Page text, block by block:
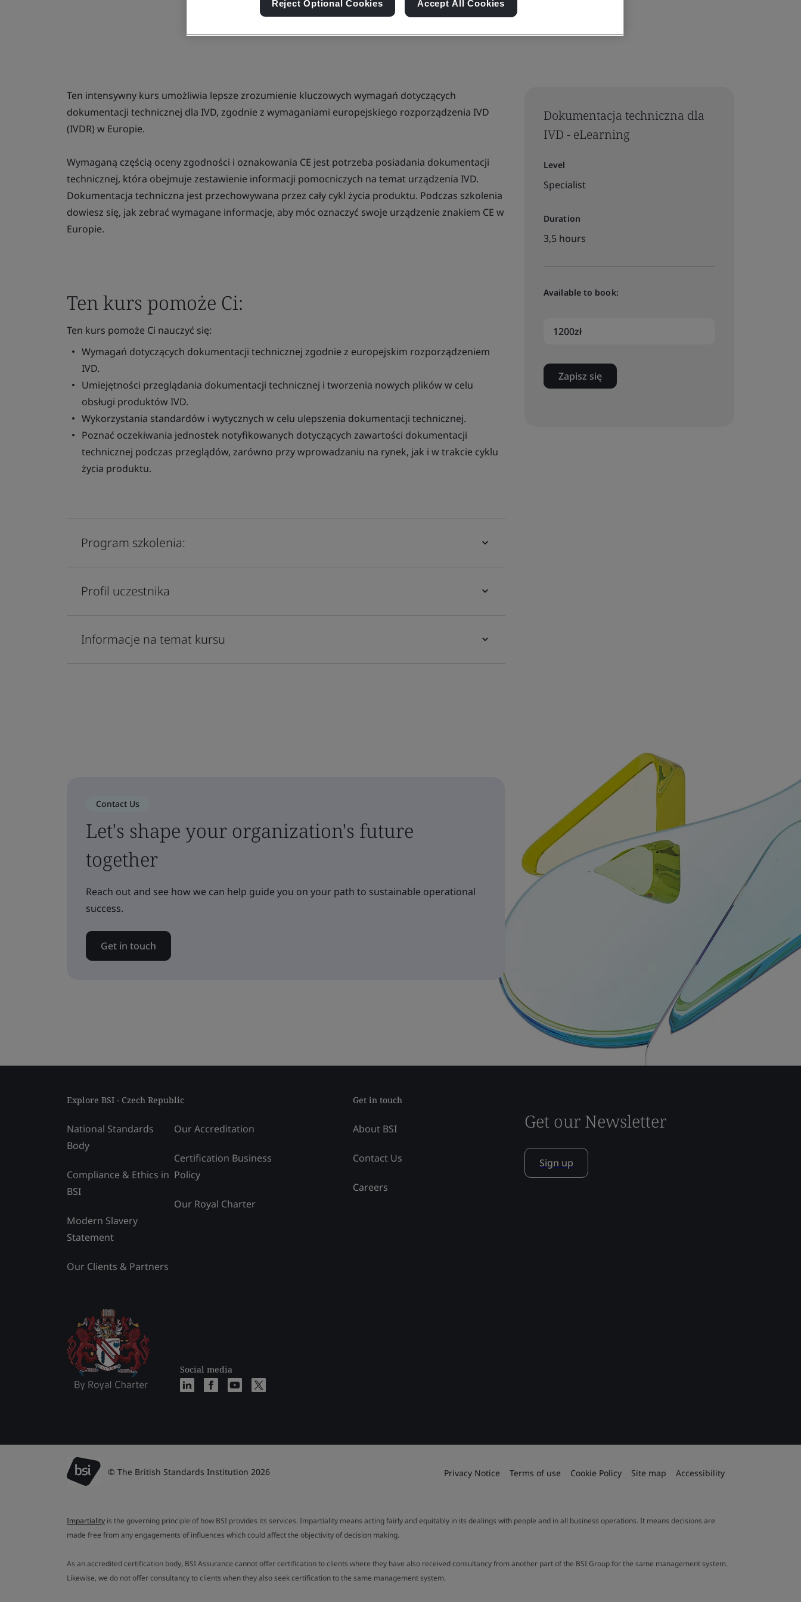
Dokumentacja techniczna dla
IVD - eLearning
Level
Specialist
Duration
3,5 hours
Available to book:
1200zł
Zapisz się
Ten intensywny kurs umożliwia lepsze zrozumienie kluczowych wymagań dotyczących
dokumentacji technicznej dla IVD, zgodnie z wymaganiami europejskiego rozporządzenia IVD
(IVDR) w Europie.
Wymaganą częścią oceny zgodności i oznakowania CE jest potrzeba posiadania dokumentacji
technicznej, która obejmuje zestawienie informacji pomocniczych na temat urządzenia IVD.
Dokumentacja techniczna jest przechowywana przez cały cykl życia produktu. Podczas szkolenia
dowiesz się, jak zebrać wymagane informacje, aby móc oznaczyć swoje urządzenie znakiem CE w
Europie.
Ten kurs pomoże Ci:
Ten kurs pomoże Ci nauczyć się:
Wymagań dotyczących dokumentacji technicznej zgodnie z europejskim rozporządzeniem
IVD.
Umiejętności przeglądania dokumentacji technicznej i tworzenia nowych plików w celu
obsługi produktów IVD.
Wykorzystania standardów i wytycznych w celu ulepszenia dokumentacji technicznej.
Poznać oczekiwania jednostek notyfikowanych dotyczących zawartości dokumentacji
technicznej podczas przeglądów, zarówno przy wprowadzaniu na rynek, jak i w trakcie cyklu
życia produktu.
Program szkolenia:
Profil uczestnika
Informacje na temat kursu
Contact Us
Let's shape your organization's future
together
Reach out and see how we can help guide you on your path to sustainable operational
success.
Get in touch
Explore BSI - Czech Republic
National Standards
Body
Compliance & Ethics in
BSI
Modern Slavery
Statement
Our Clients & Partners
Our Accreditation
Certification Business
Policy
Our Royal Charter
Social media
Get in touch
About BSI
Contact Us
Careers
Get our Newsletter
Sign up
© The British Standards Institution 2026 Privacy Notice Terms of use Cookie Policy Site map Accessibility
Impartiality is the governing principle of how BSI provides its services. Impartiality means acting fairly and equitably in its dealings with people and in all business operations. It means decisions are
made free from any engagements of influences which could affect the objectivity of decision making.
As an accredited certification body, BSI Assurance cannot offer certification to clients where they have also received consultancy from another part of the BSI Group for the same management system.
Likewise, we do not offer consultancy to clients when they also seek certification to the same management system.
Reject Optional Cookies Accept All Cookies